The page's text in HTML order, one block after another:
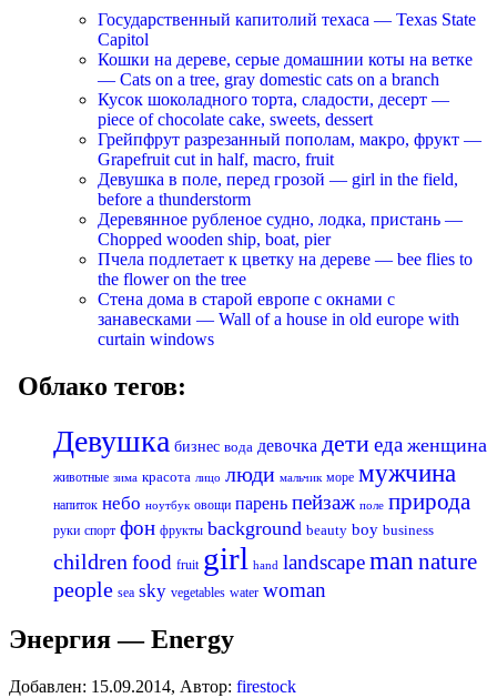
Государственный капитолий техаса — Texas State
Capitol
Кошки на дереве, серые домашнии коты на ветке
— Cats on a tree, gray domestic cats on a branch
Кусок шоколадного торта, сладости, десерт —
piece of chocolate cake, sweets, dessert
Грейпфрут разрезанный пополам, макро, фрукт —
Grapefruit cut in half, macro, fruit
Девушка в поле, перед грозой — girl in the field,
before a thunderstorm
Деревянное рубленое судно, лодка, пристань —
Chopped wooden ship, boat, pier
Пчела подлетает к цветку на дереве — bee flies to
the flower on the tree
Стена дома в старой европе с окнами с
занавесками — Wall of a house in old europe with
curtain windows
Облако тегов:
Девушка бизнес вода девочка детиеда женщина
животные зима красота лицо люди мальчик море мужчина
напиток небо ноутбук овощи парень пейзаж поле природа
руки спорт фон фрукты background beauty boy business
childrenfood fruit girl hand landscapeman nature
people sea sky vegetables water woman
Энергия — Energy
Добавлен: 15.09.2014, Автор: firestock